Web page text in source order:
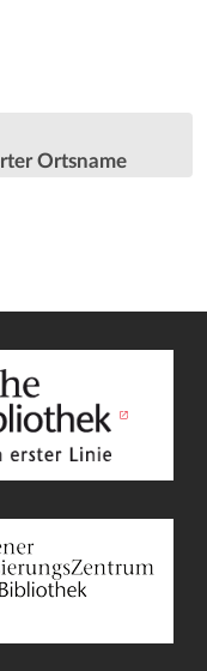
Ortsname